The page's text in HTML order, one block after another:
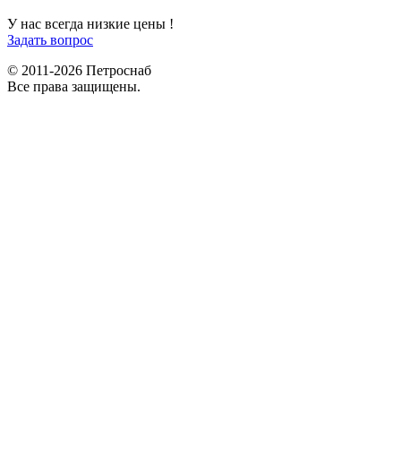
У нас всегда низкие цены !
Задать вопрос
© 2011-2026 Петроснаб
Все права защищены.